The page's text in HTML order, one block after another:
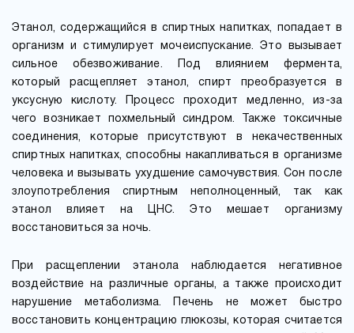
Этанол, содержащийся в спиртных напитках, попадает в
организм и стимулирует мочеиспускание. Это вызывает
сильное обезвоживание. Под влиянием фермента,
который расщепляет этанол, спирт преобразуется в
уксусную кислоту. Процесс проходит медленно, из-за
чего возникает похмельный синдром. Также токсичные
соединения, которые присутствуют в некачественных
спиртных напитках, способны накапливаться в организме
человека и вызывать ухудшение самочувствия. Сон после
злоупотребления спиртным неполноценный, так как
этанол влияет на ЦНС. Это мешает организму
восстановиться за ночь.
При расщеплении этанола наблюдается негативное
воздействие на различные органы, а также происходит
нарушение метаболизма. Печень не может быстро
восстановить концентрацию глюкозы, которая считается